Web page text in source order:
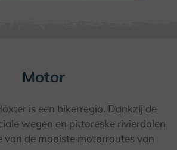
Motor
is een bikerregio. Dankzij de
wegen en pittoreske rivierdalen
van de mooiste motorroutes van